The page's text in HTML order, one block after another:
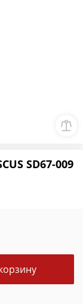
SD67-009